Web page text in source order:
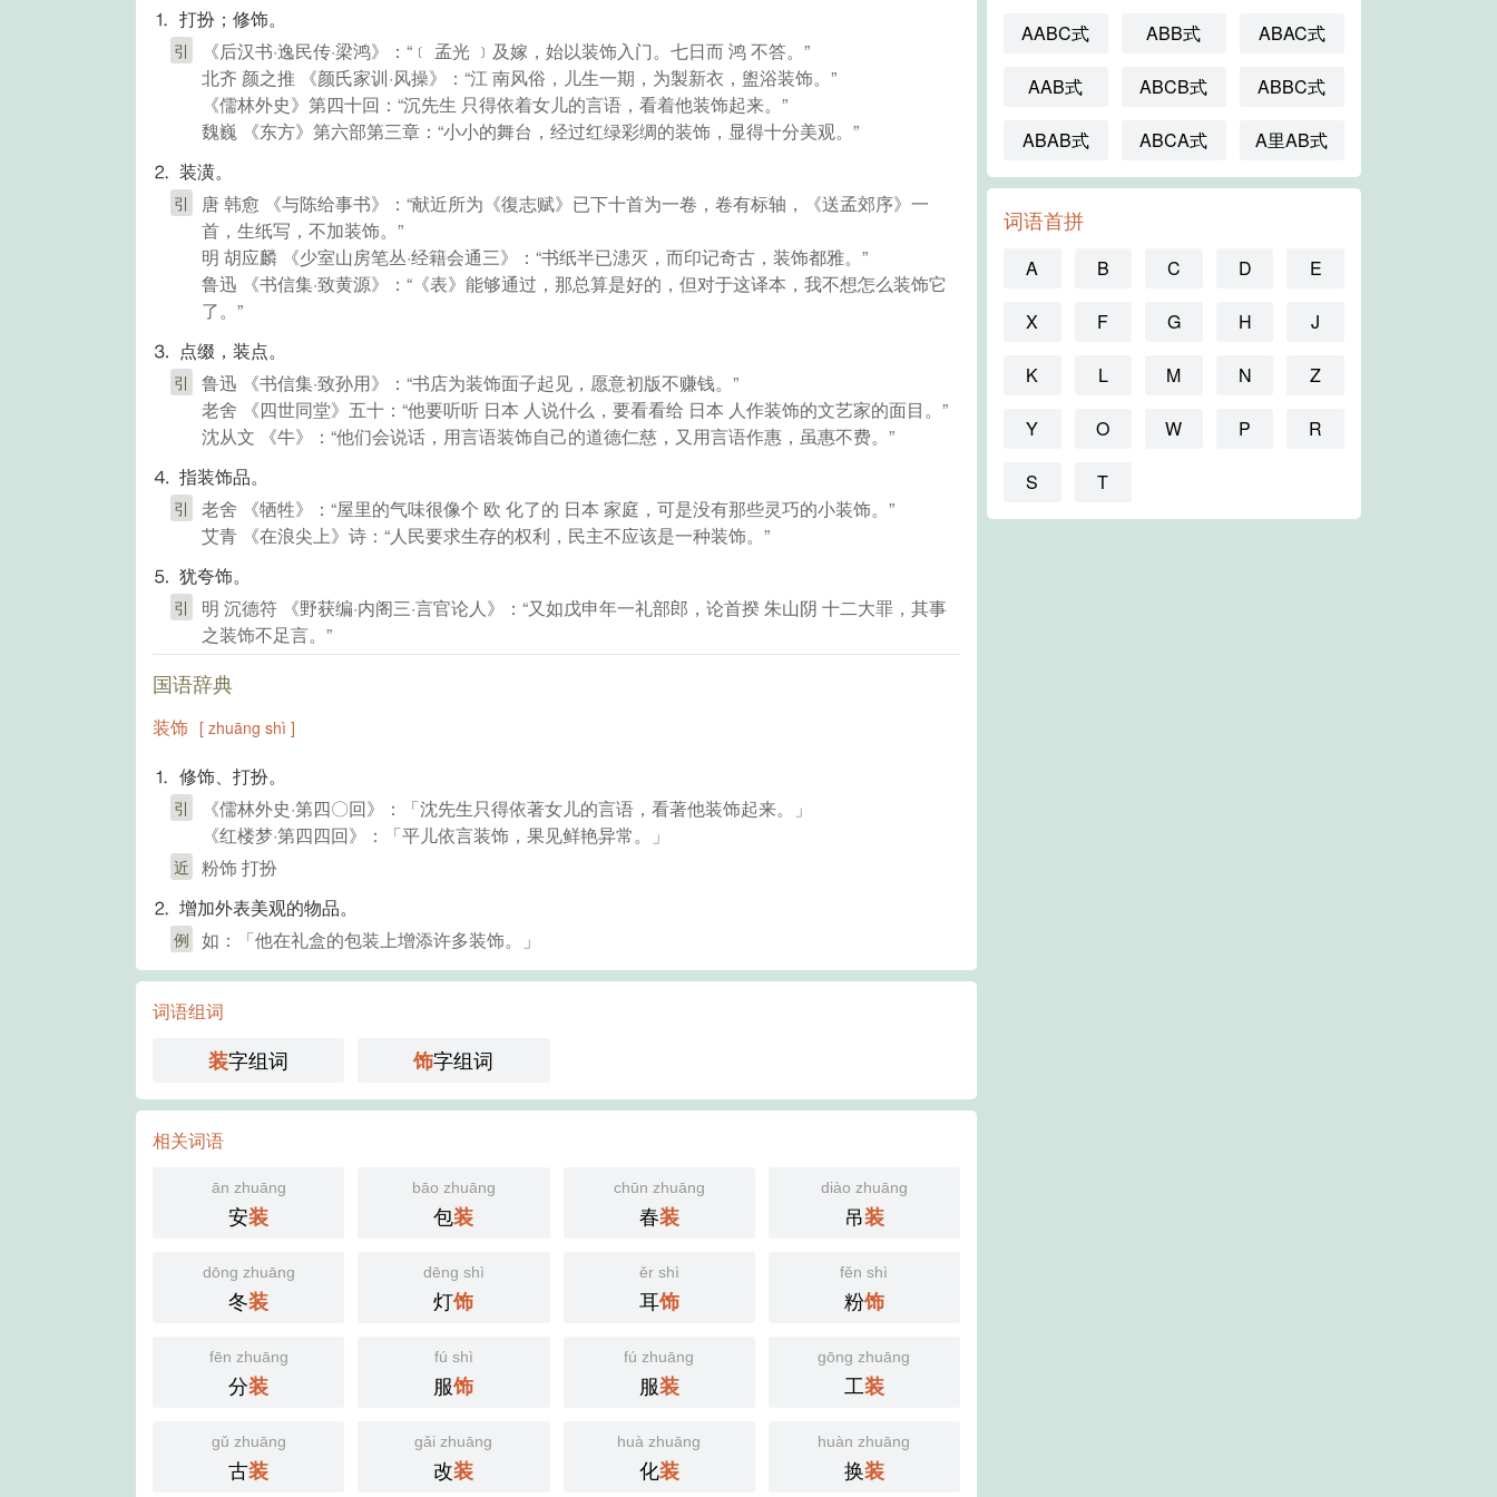
⒈ 打扮；修饰。
引
《后汉书·逸民传·梁鸿》：“﹝ 孟光 ﹞及嫁，始以装饰入门。七日而 鸿 不答。”
北齐 颜之推 《颜氏家训·风操》：“江 南风俗，儿生一期，为製新衣，盥浴装饰。”
《儒林外史》第四十回：“沉先生 只得依着女儿的言语，看着他装饰起来。”
魏巍 《东方》第六部第三章：“小小的舞台，经过红绿彩绸的装饰，显得十分美观。”
⒉ 装潢。
引
唐 韩愈 《与陈给事书》：“献近所为《復志赋》已下十首为一卷，卷有标轴，《送孟郊序》一
首，生纸写，不加装饰。”
明 胡应麟 《少室山房笔丛·经籍会通三》：“书纸半已漶灭，而印记奇古，装饰都雅。”
鲁迅 《书信集·致黄源》：“《表》能够通过，那总算是好的，但对于这译本，我不想怎么装饰它
了。”
⒊ 点缀，装点。
引
鲁迅 《书信集·致孙用》：“书店为装饰面子起见，愿意初版不赚钱。”
老舍 《四世同堂》五十：“他要听听 日本 人说什么，要看看给 日本 人作装饰的文艺家的面目。”
沈从文 《牛》：“他们会说话，用言语装饰自己的道德仁慈，又用言语作惠，虽惠不费。”
⒋ 指装饰品。
引
老舍 《牺牲》：“屋里的气味很像个 欧 化了的 日本 家庭，可是没有那些灵巧的小装饰。”
艾青 《在浪尖上》诗：“人民要求生存的权利，民主不应该是一种装饰。”
⒌ 犹夸饰。
引
明 沉德符 《野获编·内阁三·言官论人》：“又如戊申年一礼部郎，论首揆 朱山阴 十二大罪，其事
之装饰不足言。”
国语辞典
装饰 [ zhuāng shì ]
⒈ 修饰、打扮。
引
《儒林外史·第四〇回》：「沈先生只得依著女儿的言语，看著他装饰起来。」
《红楼梦·第四四回》：「平儿依言装饰，果见鲜艳异常。」
近 粉饰 打扮
⒉ 增加外表美观的物品。
例 如：「他在礼盒的包装上增添许多装饰。」
词语组词
装字组词 饰字组词
相关词语
ān zhuāng
安装
bāo zhuāng
包装
chūn zhuāng
春装
diào zhuāng
吊装
dōng zhuāng
冬装
dēng shì
灯饰
ěr shì
耳饰
fěn shì
粉饰
fēn zhuāng
分装
fú shì
服饰
fú zhuāng
服装
gōng zhuāng
工装
gǔ zhuāng
古装
gǎi zhuāng
改装
huà zhuāng
化装
huàn zhuāng
换装
AABC式 ABB式 ABAC式
AAB式 ABCB式 ABBC式
ABAB式 ABCA式 A里AB式
词语首拼
A B C D E
X F G H J
K L M N Z
Y O W P R
S T